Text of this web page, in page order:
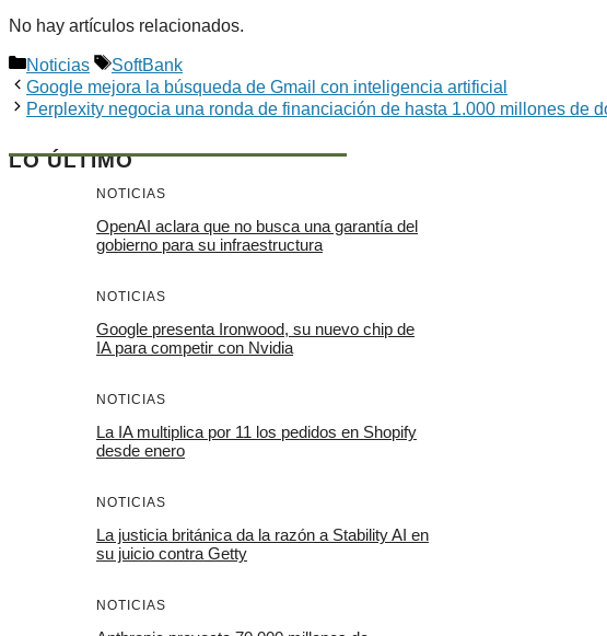
No hay artículos relacionados.
Categorías
Noticias Etiquetas
SoftBank
Google mejora la búsqueda de Gmail con inteligencia artificial
Perplexity negocia una ronda de financiación de hasta 1.000 millones de
LO ÚLTIMO
NOTICIAS
OpenAI aclara que no busca una garantía del
gobierno para su infraestructura
NOTICIAS
Google presenta Ironwood, su nuevo chip de
IA para competir con Nvidia
NOTICIAS
La IA multiplica por 11 los pedidos en Shopify
desde enero
NOTICIAS
La justicia británica da la razón a Stability AI en
su juicio contra Getty
NOTICIAS